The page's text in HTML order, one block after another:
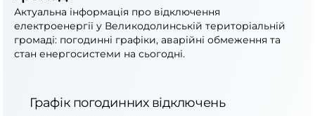
Актуальна інформація про відключення
електроенергії у Великодолинській територіальній
громаді: погодинні графіки, аварійні обмеження та
стан енергосистеми на сьогодні.
Графік погодинних відключень